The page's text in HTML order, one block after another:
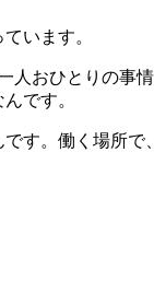
います。
おひとりの事情
です。
す。働く場所